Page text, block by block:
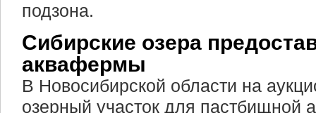
подзона.
Сибирские озера
аквафермы
В Новосибирской области на
озерный участок для пастбищной